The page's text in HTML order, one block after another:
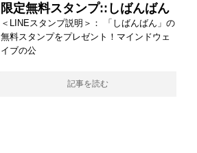
限定無料スタンプ::しばんばん
＜LINEスタンプ説明＞： 「しばんばん」の
無料スタンプをプレゼント！マインドウェ
イブの公
記事を読む